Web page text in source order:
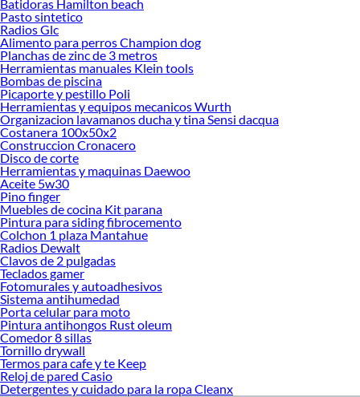
Encuentra una amplia variedad de productos de Audífonos en Sodimac.
Encuentra todo lo necesario para tus proyectos de renovación y decoración.
¡Visítanos y haz tus ideas realidad!
Batidoras Hamilton beach
Pasto sintetico
Radios Glc
Alimento para perros Champion dog
Planchas de zinc de 3 metros
Herramientas manuales Klein tools
Bombas de piscina
Picaporte y pestillo Poli
Herramientas y equipos mecanicos Wurth
Organizacion lavamanos ducha y tina Sensi dacqua
Costanera 100x50x2
Construccion Cronacero
Disco de corte
Herramientas y maquinas Daewoo
Aceite 5w30
Pino finger
Muebles de cocina Kit parana
Pintura para siding fibrocemento
Colchon 1 plaza Mantahue
Radios Dewalt
Clavos de 2 pulgadas
Teclados gamer
Fotomurales y autoadhesivos
Sistema antihumedad
Porta celular para moto
Pintura antihongos Rust oleum
Comedor 8 sillas
Tornillo drywall
Termos para cafe y te Keep
Reloj de pared Casio
Detergentes y cuidado para la ropa Cleanx